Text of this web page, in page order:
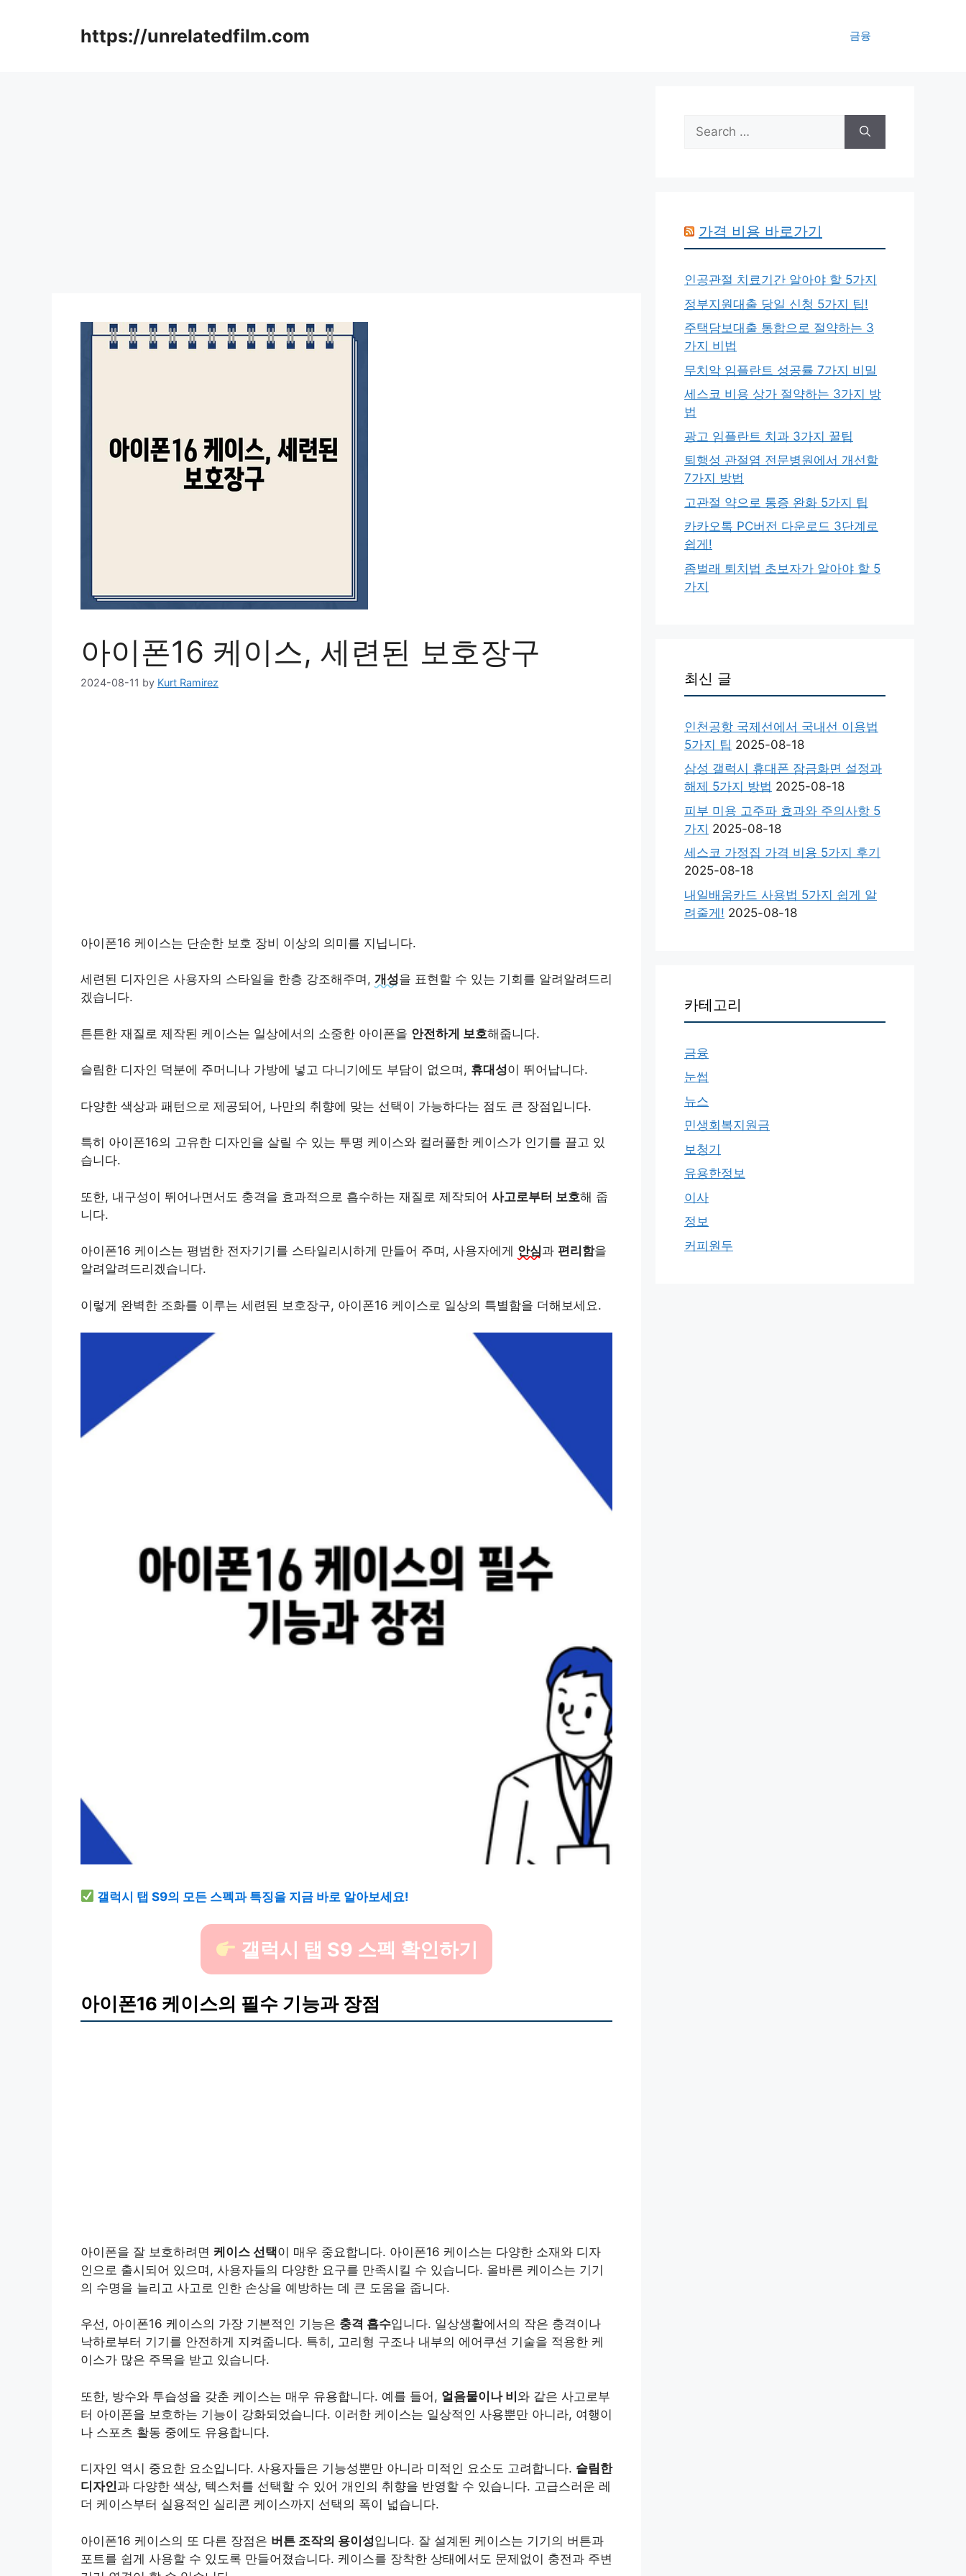
https://unrelatedfilm.com 금융
아이폰16 케이스, 세련된 보호장구
2024-08-11 by Kurt Ramirez
아이폰16 케이스는 단순한 보호 장비 이상의 의미를 지닙니다.
세련된 디자인은 사용자의 스타일을 한층 강조해주며, 개성을 표현할 수 있는 기회를 알려알려드리
겠습니다.
튼튼한 재질로 제작된 케이스는 일상에서의 소중한 아이폰을 안전하게 보호해줍니다.
슬림한 디자인 덕분에 주머니나 가방에 넣고 다니기에도 부담이 없으며, 휴대성이 뛰어납니다.
다양한 색상과 패턴으로 제공되어, 나만의 취향에 맞는 선택이 가능하다는 점도 큰 장점입니다.
특히 아이폰16의 고유한 디자인을 살릴 수 있는 투명 케이스와 컬러풀한 케이스가 인기를 끌고 있
습니다.
또한, 내구성이 뛰어나면서도 충격을 효과적으로 흡수하는 재질로 제작되어 사고로부터 보호해 줍
니다.
아이폰16 케이스는 평범한 전자기기를 스타일리시하게 만들어 주며, 사용자에게 안심과 편리함을
알려알려드리겠습니다.
이렇게 완벽한 조화를 이루는 세련된 보호장구, 아이폰16 케이스로 일상의 특별함을 더해보세요.
갤럭시 탭 S9의 모든 스펙과 특징을 지금 바로 알아보세요!
갤럭시 탭 S9 스펙 확인하기
아이폰16 케이스의 필수 기능과 장점
아이폰을 잘 보호하려면 케이스 선택이 매우 중요합니다. 아이폰16 케이스는 다양한 소재와 디자
인으로 출시되어 있으며, 사용자들의 다양한 요구를 만족시킬 수 있습니다. 올바른 케이스는 기기
의 수명을 늘리고 사고로 인한 손상을 예방하는 데 큰 도움을 줍니다.
우선, 아이폰16 케이스의 가장 기본적인 기능은 충격 흡수입니다. 일상생활에서의 작은 충격이나
낙하로부터 기기를 안전하게 지켜줍니다. 특히, 고리형 구조나 내부의 에어쿠션 기술을 적용한 케
이스가 많은 주목을 받고 있습니다.
또한, 방수와 투습성을 갖춘 케이스는 매우 유용합니다. 예를 들어, 얼음물이나 비와 같은 사고로부
터 아이폰을 보호하는 기능이 강화되었습니다. 이러한 케이스는 일상적인 사용뿐만 아니라, 여행이
나 스포츠 활동 중에도 유용합니다.
디자인 역시 중요한 요소입니다. 사용자들은 기능성뿐만 아니라 미적인 요소도 고려합니다. 슬림한
디자인과 다양한 색상, 텍스처를 선택할 수 있어 개인의 취향을 반영할 수 있습니다. 고급스러운 레
더 케이스부터 실용적인 실리콘 케이스까지 선택의 폭이 넓습니다.
아이폰16 케이스의 또 다른 장점은 버튼 조작의 용이성입니다. 잘 설계된 케이스는 기기의 버튼과
포트를 쉽게 사용할 수 있도록 만들어졌습니다. 케이스를 장착한 상태에서도 문제없이 충전과 주변
Search
for:
가격 비용 바로가기
인공관절 치료기간 알아야 할 5가지
정부지원대출 당일 신청 5가지 팁!
주택담보대출 통합으로 절약하는 3
가지 비법
무치악 임플란트 성공률 7가지 비밀
세스코 비용 상가 절약하는 3가지 방
법
광고 임플란트 치과 3가지 꿀팁
퇴행성 관절염 전문병원에서 개선할
7가지 방법
고관절 약으로 통증 완화 5가지 팁
카카오톡 PC버전 다운로드 3단계로
쉽게!
좀벌래 퇴치법 초보자가 알아야 할 5
가지
최신 글
인천공항 국제선에서 국내선 이용법
5가지 팁 2025-08-18
삼성 갤럭시 휴대폰 잠금화면 설정과
해제 5가지 방법 2025-08-18
피부 미용 고주파 효과와 주의사항 5
가지 2025-08-18
세스코 가정집 가격 비용 5가지 후기
2025-08-18
내일배움카드 사용법 5가지 쉽게 알
려줄게! 2025-08-18
카테고리
금융
눈썹
뉴스
민생회복지원금
보청기
유용한정보
이사
정보
커피원두